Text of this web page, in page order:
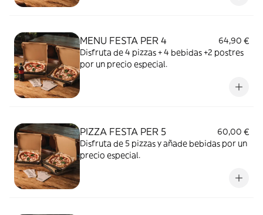
MENU FESTA PER 4
64,90 €
Disfruta de 4 pizzas + 4 bebidas +2 postres
por un precio especial.
PIZZA FESTA PER 5
60,00 €
Disfruta de 5 pizzas y añade bebidas por un
precio especial.